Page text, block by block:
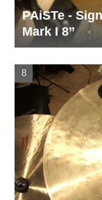
PAiSTe -
Mark I 8”